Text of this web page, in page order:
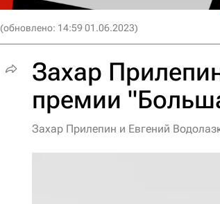
(обновлено: 14:59 01.06.2023)
Захар
премии
Захар Прилепин и Евгений